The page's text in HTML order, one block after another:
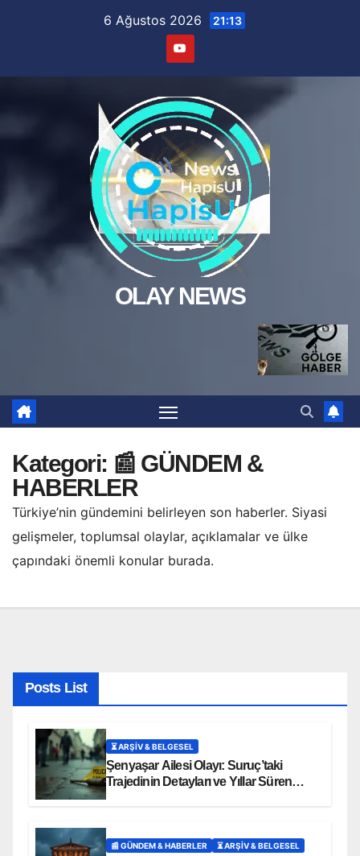
6 Ağustos 2026 21:13
OLAY NEWS
Kategori: 📰 GÜNDEM &
HABERLER
Türkiye’nin gündemini belirleyen son haberler. Siyasi
gelişmeler, toplumsal olaylar, açıklamalar ve ülke
çapındaki önemli konular burada.
Posts List
⏳ ARŞİV & BELGESEL
Şenyaşar Ailesi Olayı: Suruç’taki
Trajedinin Detayları ve Yıllar Süren
📰 GÜNDEM & HABERLER ⏳ ARŞİV & BELGESEL